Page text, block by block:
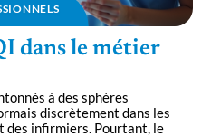
dans le métier
à des sphères
discrètement dans les
des infirmiers. Pourtant, le